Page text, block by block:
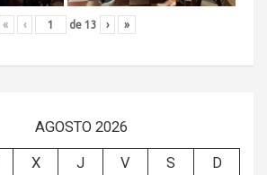
« ‹ de 13 › »
AGOSTO 2026
X J V S
D